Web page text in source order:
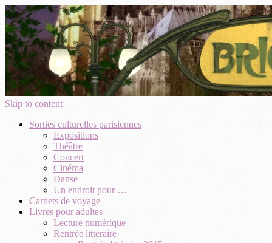
Skip to content
Sorties culturelles parisiennes
Expositions
Théâtre
Concert
Cinéma
Danse
Un endroit pour …
Carnets de voyage
Livres pour adultes
Lecture numérique
Rentrée littéraire